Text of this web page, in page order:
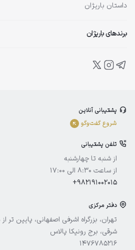
داستان باریژان
برندهای باریژان
ویتالیر
الوینا
آیسول
پشتیبانی آنلاین
شروع گفت‌و‌گو
تلفن پشتیبانی
از شنبه تا چهارشنبه
از ساعت 8:30 الی 17:00
+982191002015
دفتر مرکزی
تهران، بزرگراه اشرفی اصفهانی، پایین
شرقی، برج رونیکا پالاس
1476785216